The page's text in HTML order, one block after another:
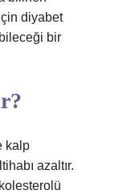
diyabet
bir
kalp
azaltır.